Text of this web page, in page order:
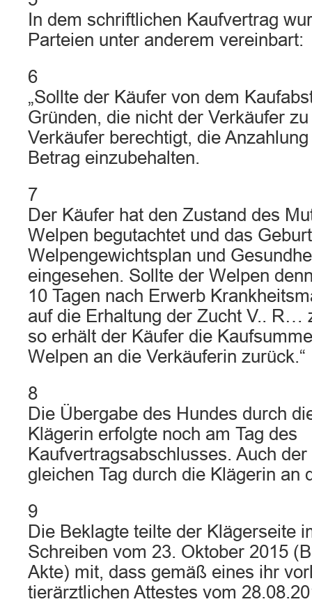
In dem schriftlichen Kaufvertrag
Parteien unter anderem vereinbart:
6
„Sollte der Käufer von dem
Gründen, die nicht der Verkäufer
Verkäufer berechtigt, die
Betrag einzubehalten.
7
Der Käufer hat den Zustand des
Welpen begutachtet und das
Welpengewichtsplan und
eingesehen. Sollte der Welpen
10 Tagen nach Erwerb
auf die Erhaltung der Zucht V.. R…
so erhält der Käufer die
Welpen an die Verkäuferin zurück.“
8
Die Übergabe des Hundes durch
Klägerin erfolgte noch am Tag des
Kaufvertragsabschlusses. Auch
gleichen Tag durch die Klägerin an
9
Die Beklagte teilte der Klägerseite
Schreiben vom 23. Oktober 2015
Akte) mit, dass gemäß eines ihr
tierärztlichen Attestes vom